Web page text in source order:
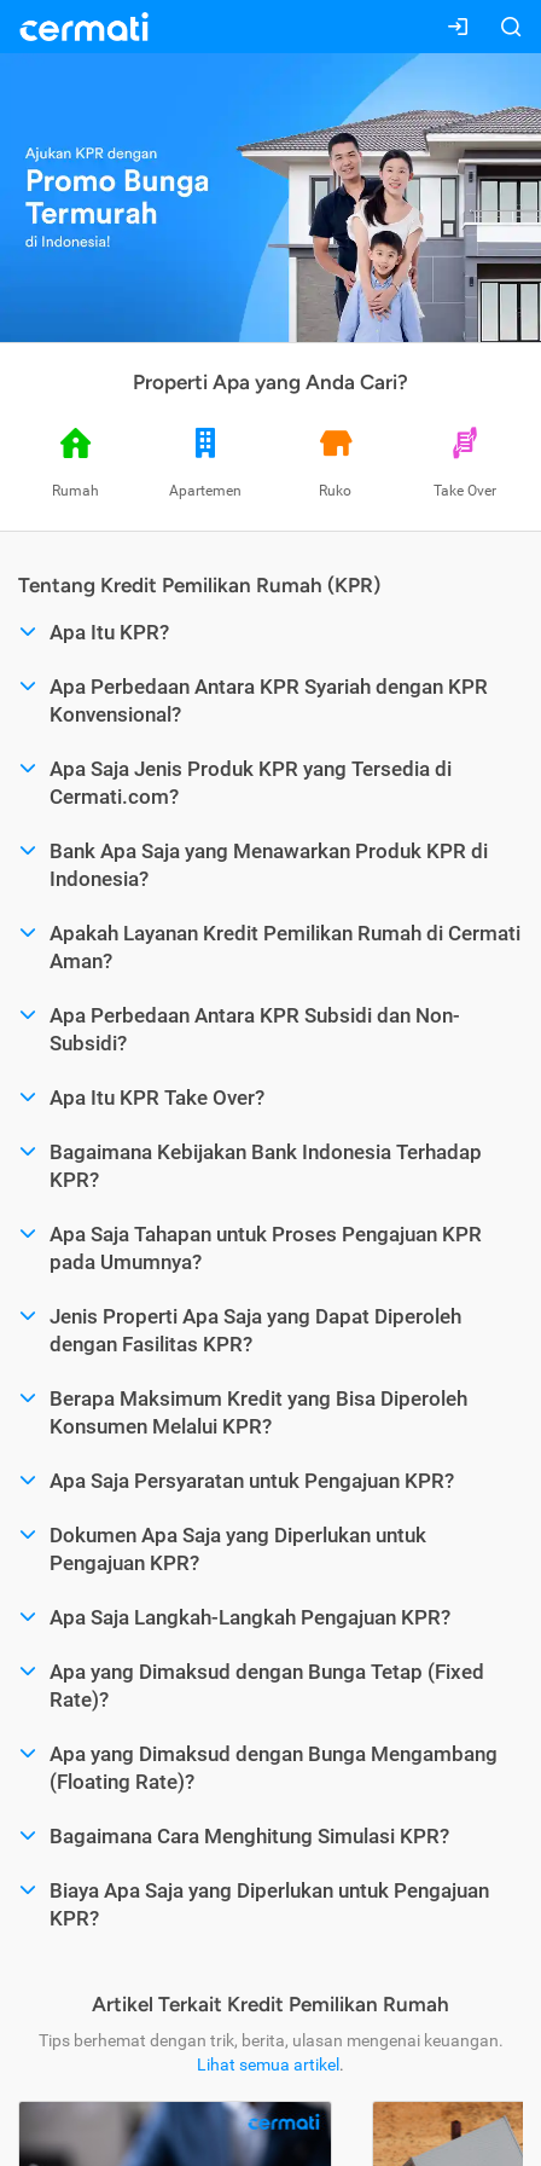
Properti Apa yang Anda Cari?
Rumah Apartemen Ruko Take Over
Tentang Kredit Pemilikan Rumah (KPR)
Apa Itu KPR?
Apa Perbedaan Antara KPR Syariah dengan KPR
Konvensional?
Apa Saja Jenis Produk KPR yang Tersedia di
Cermati.com?
Bank Apa Saja yang Menawarkan Produk KPR di
Indonesia?
Apakah Layanan Kredit Pemilikan Rumah di Cermati
Aman?
Apa Perbedaan Antara KPR Subsidi dan Non-
Subsidi?
Apa Itu KPR Take Over?
Bagaimana Kebijakan Bank Indonesia Terhadap
KPR?
Apa Saja Tahapan untuk Proses Pengajuan KPR
pada Umumnya?
Jenis Properti Apa Saja yang Dapat Diperoleh
dengan Fasilitas KPR?
Berapa Maksimum Kredit yang Bisa Diperoleh
Konsumen Melalui KPR?
Apa Saja Persyaratan untuk Pengajuan KPR?
Dokumen Apa Saja yang Diperlukan untuk
Pengajuan KPR?
Apa Saja Langkah-Langkah Pengajuan KPR?
Apa yang Dimaksud dengan Bunga Tetap (Fixed
Rate)?
Apa yang Dimaksud dengan Bunga Mengambang
(Floating Rate)?
Bagaimana Cara Menghitung Simulasi KPR?
Biaya Apa Saja yang Diperlukan untuk Pengajuan
KPR?
Artikel Terkait Kredit Pemilikan Rumah
Tips berhemat dengan trik, berita, ulasan mengenai keuangan.
Lihat semua artikel .